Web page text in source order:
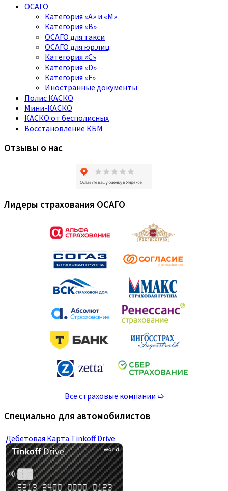
ОСАГО
Категория «A» и «M»
Категория «B»
ОСАГО для такси
ОСАГО для юр.лиц
Категория «C»
Категория «D»
Категория «F»
Иностранные документы
Полис КАСКО
Мини-КАСКО
КАСКО от бесполисных
Восстановление КБМ
Отзывы о нас
Лидеры страхования ОСАГО
Все страховые компании ➯
Специально для автомобилистов
Дебетовая Карта Tinkoff Drive